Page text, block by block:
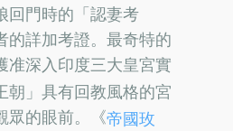
回門時的「認妻考
的詳加考證。最奇特的
准深入印度三大皇宮實
朝」具有回教風格的宮
眾的眼前。《帝國玫